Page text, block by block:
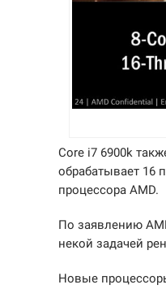
Core i7 6900k
обрабатывает 16
процессора AMD.
По заявлению
некой задачей
Новые